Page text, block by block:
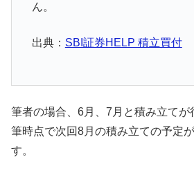
ん。
出典： SBI証券HELP 積立買付
筆者の場合、6月、7月と積み立てが
筆時点で次回8月の積み立ての予定
す。